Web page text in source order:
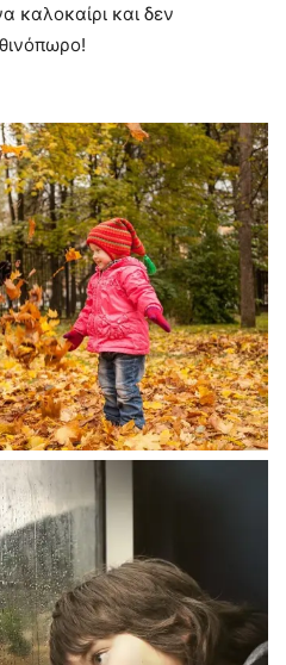
καλοκαίρι και δεν